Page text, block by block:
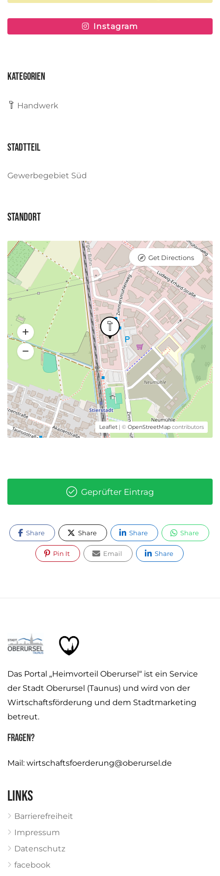
Instagram
Kategorien
Handwerk
Stadtteil
Gewerbegebiet Süd
Standort
Leaflet | © OpenStreetMap contributors
Get Directions
Geprüfter Eintrag
Share Share Share Share
Pin It Email Share
Das Portal „Heimvorteil Oberursel“ ist ein Service
der Stadt Oberursel (Taunus) und wird von der
Wirtschaftsförderung und dem Stadtmarketing
betreut.
Fragen?
Mail: wirtschaftsfoerderung@oberursel.de
Links
Barrierefreiheit
Impressum
Datenschutz
facebook